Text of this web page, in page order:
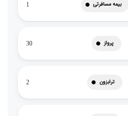
بیمه مسافرتی 1
پرواز 30
ترابزون 2